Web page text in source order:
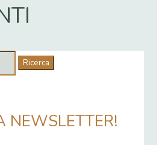
NEWSLETTER!